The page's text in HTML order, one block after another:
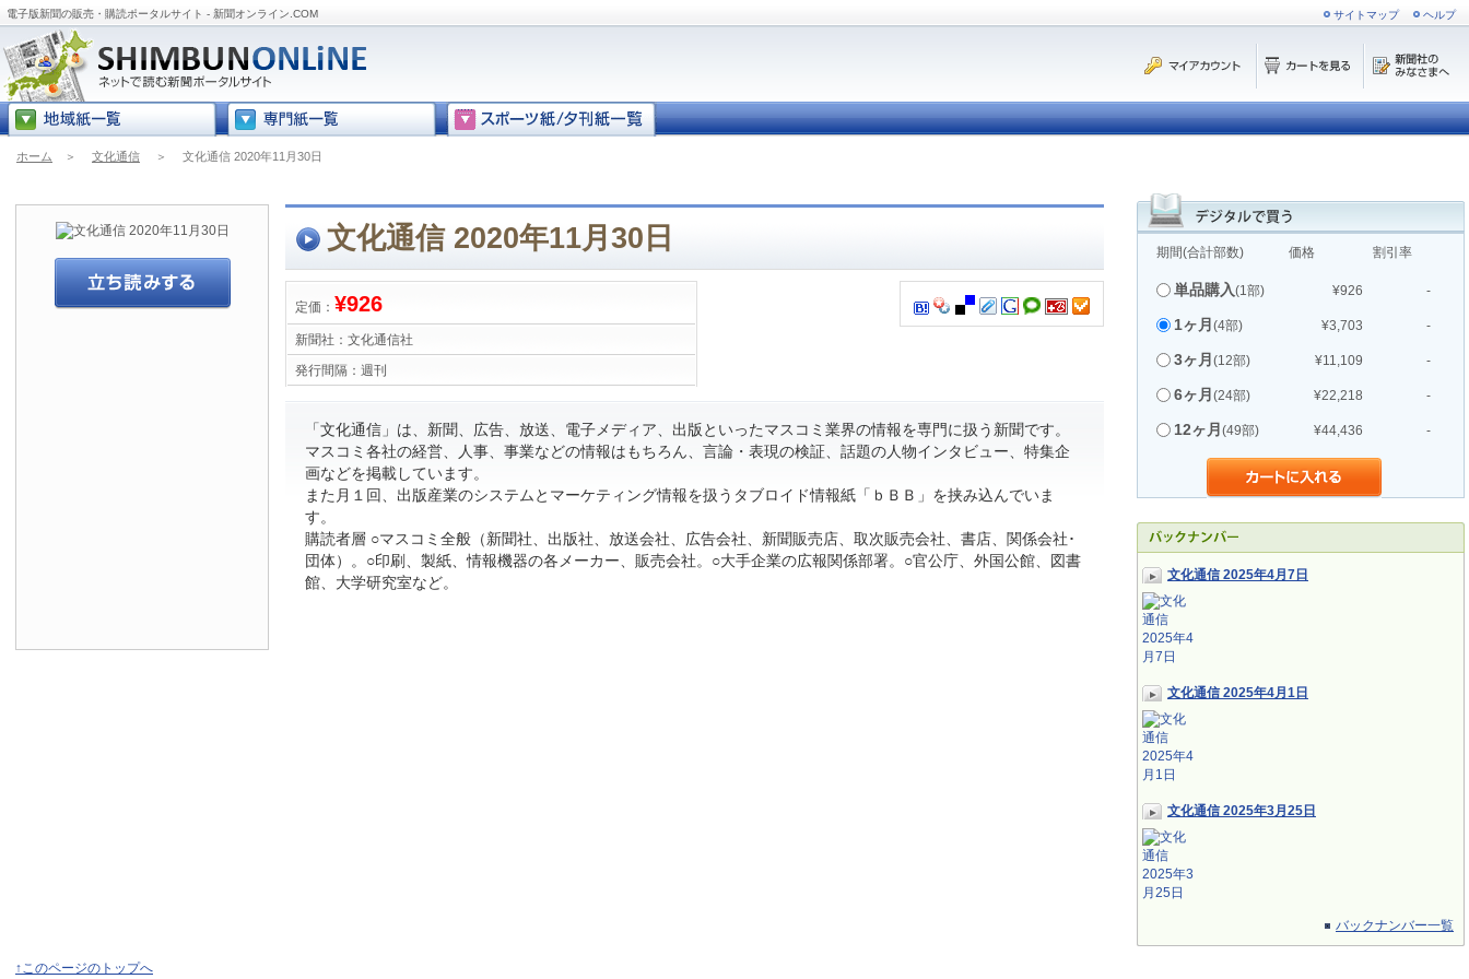
電子版新聞の販売・購読ポータルサイト - 新聞オンライン.COM サイトマップ ヘルプ
ホーム ＞ 文化通信 ＞ 文化通信 2020年11月30日
期間(合計部数) 価格 割引率
単品購入(1部) ¥926 -
1ヶ月 (4部) ¥3,703 -
3ヶ月 (12部) ¥11,109 -
6ヶ月 (24部) ¥22,218 -
12ヶ月 (49部) ¥44,436 -
文化通信 2025年4月7日
文化通信 2025年4月1日
文化通信 2025年3月25日
バックナンバー一覧
文化通信 2020年11月30日
定価： ¥926
新聞社： 文化通信社
発行間隔： 週刊
「文化通信」は、新聞、広告、放送、電子メディア、出版といったマスコミ業界の情報を専門に扱う新聞です。
マスコミ各社の経営、人事、事業などの情報はもちろん、言論・表現の検証、話題の人物インタビュー、特集企
画などを掲載しています。
また月１回、出版産業のシステムとマーケティング情報を扱うタブロイド情報紙「ｂＢＢ」を挟み込んでいま
す。
購読者層 ○マスコミ全般（新聞社、出版社、放送会社、広告会社、新聞販売店、取次販売会社、書店、関係会社･
団体）。○印刷、製紙、情報機器の各メーカー、販売会社。○大手企業の広報関係部署。○官公庁、外国公館、図書
館、大学研究室など。
↑このページのトップへ